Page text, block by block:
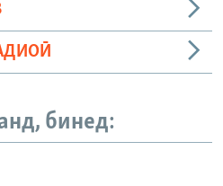
бинед: